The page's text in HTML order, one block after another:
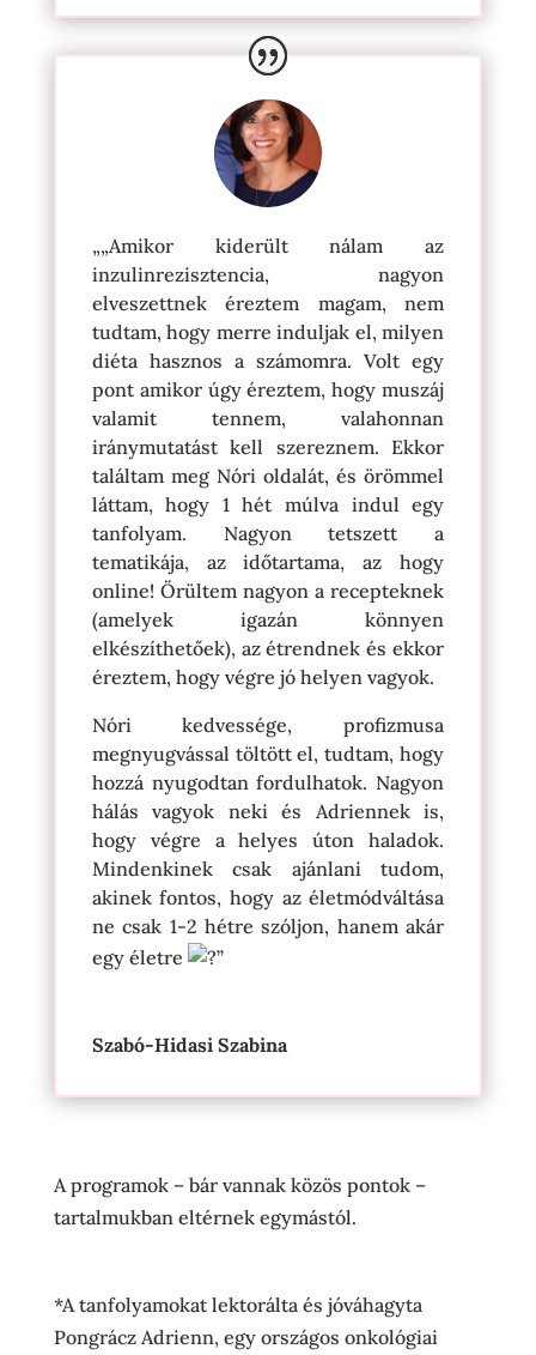
„„Amikor kiderült nálam az
inzulinrezisztencia, nagyon
elveszettnek éreztem magam, nem
tudtam, hogy merre induljak el, milyen
diéta hasznos a számomra. Volt egy
pont amikor úgy éreztem, hogy muszáj
valamit tennem, valahonnan
iránymutatást kell szereznem. Ekkor
találtam meg Nóri oldalát, és örömmel
láttam, hogy 1 hét múlva indul egy
tanfolyam. Nagyon tetszett a
tematikája, az időtartama, az hogy
online! Örültem nagyon a recepteknek
(amelyek igazán könnyen
elkészíthetőek), az étrendnek és ekkor
éreztem, hogy végre jó helyen vagyok.
Nóri kedvessége, profizmusa
megnyugvással töltött el, tudtam, hogy
hozzá nyugodtan fordulhatok. Nagyon
hálás vagyok neki és Adriennek is,
hogy végre a helyes úton haladok.
Mindenkinek csak ajánlani tudom,
akinek fontos, hogy az életmódváltása
ne csak 1-2 hétre szóljon, hanem akár
egy életre
”
Szabó-Hidasi Szabina
A programok – bár vannak közös pontok –
tartalmukban eltérnek egymástól.
*A tanfolyamokat lektorálta és jóváhagyta
Pongrácz Adrienn, egy országos onkológiai